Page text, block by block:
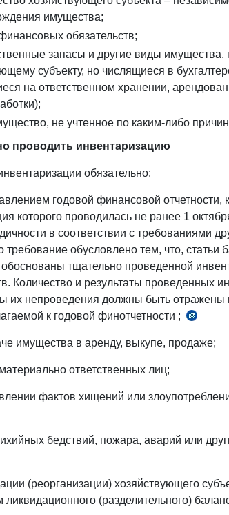
рег.
№
от
02.11.1999
г.
имущества;
обязательств;
запасы и другие виды
субъекту, но числящиеся в
на ответственном хранении,
не учтенное по каким-либо
проводить инвентаризацию
обязательно:
годовой финансовой отчетности,
которого проводилась не ранее 1
в соответствии с требованиями
требование обусловлено тем, что, статьи
тщательно проведенной
Количество и результаты проведенных
их непроведения должны быть отражены
к годовой финотчетности ;
от
имущества в аренду, выкупе, продаже;
ответственных лиц;
фактов хищений или
бедствий, пожара, аварий или
(реорганизации) хозяйствующего
ликвидационного (разделительного)